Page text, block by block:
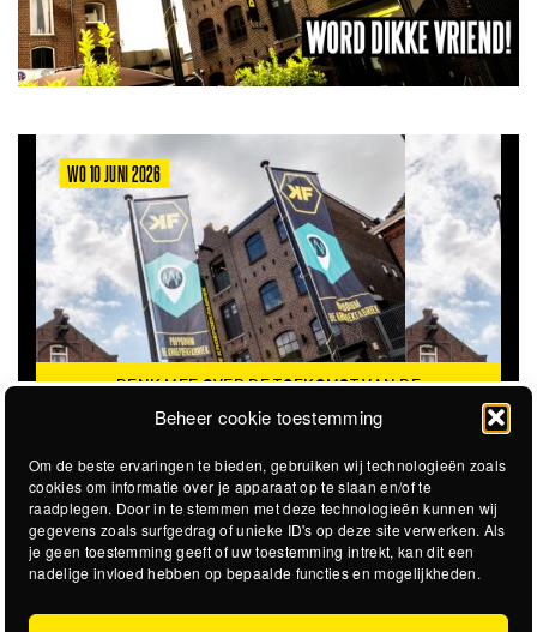
Beheer cookie toestemming
Om de beste ervaringen te bieden, gebruiken wij technologieën zoals
cookies om informatie over je apparaat op te slaan en/of te
raadplegen. Door in te stemmen met deze technologieën kunnen wij
gegevens zoals surfgedrag of unieke ID's op deze site verwerken. Als
je geen toestemming geeft of uw toestemming intrekt, kan dit een
nadelige invloed hebben op bepaalde functies en mogelijkheden.
WO 10 JUNI 2026
DENK MEE OVER DE TOEKOMST VAN DE
KROEPOEKFABRIEK